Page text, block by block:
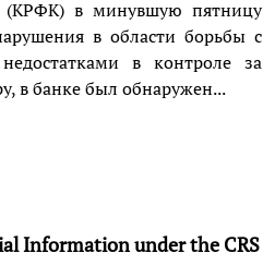
(КРФК) в минувшую пятницу
в области борьбы с
в контроле за
в банке был обнаружен...
Information under the CRS